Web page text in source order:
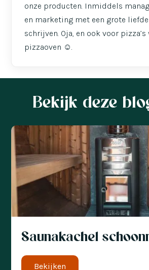
onze producten. Inmiddels
en marketing met een grote
schrijven. Oja, en ook voor pizza’s
pizzaoven ☺️.
Bekijk deze
Saunakachel
Bekijken